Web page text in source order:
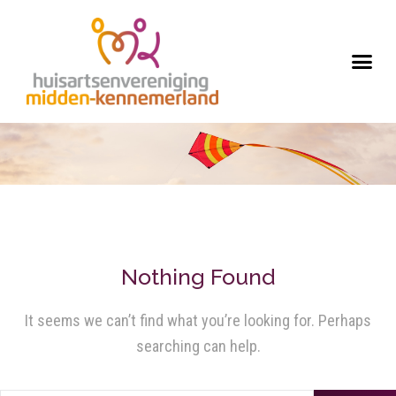
Nothing Found
It seems we can’t find what you’re looking for. Perhaps
searching can help.